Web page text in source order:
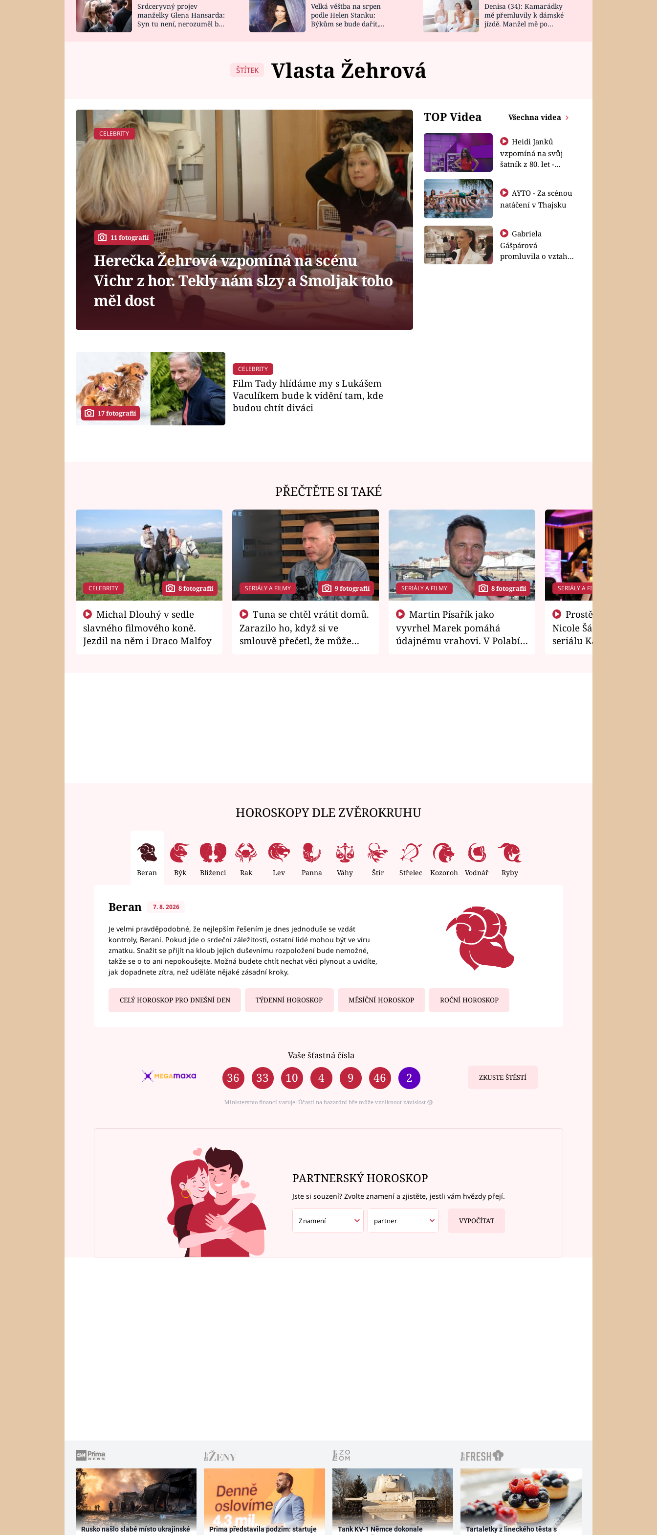
HOROSKOP NA
CELEBRITY
VAŘENÍ
NOVINKY
VIDEORECEPTY
DESIGN
Srdceryvný projev
manželky Glena Hansarda:
Syn tu není, nerozuměl by
Velká věštba na srpen
podle Helen Stanku:
Býkům se bude dařit,
Denisa (34): Kamarádky
mě přemluvily k dámské
jízdě. Manžel mě po
ŠTÍTEK Vlasta Žehrová
TOP Videa Všechna videa
Heidi Janků
vzpomíná na svůj
šatník z 80. let -
natáčení v Thajsku
Gabriela
Gášpárová
promluvila o vztahu
CELEBRITY
11 fotografií
Herečka Žehrová vzpomíná na scénu
Vichr z hor. Tekly nám slzy a Smoljak toho
měl dost
17 fotografií
CELEBRITY
Film Tady hlídáme my s Lukášem
Vaculíkem bude k vidění tam, kde
budou chtít diváci
PŘEČTĚTE SI TAKÉ
CELEBRITY 8 fotografií
slavného filmového koně.
Jezdil na něm i Draco Malfoy
SERIÁLY A FILMY 9 fotografií
Zarazilo ho, když si ve
smlouvě přečetl, že může
SERIÁLY A FILMY 8 fotografií
vyvrhel Marek pomáhá
údajnému vrahovi. V Polabí
SERIÁLY A FILMY
Nicole Šáchová získala
seriálu Kamarádi
HOROSKOPY DLE ZVĚROKRUHU
Beran Býk Blíženci Rak Lev Panna Váhy Štír Střelec Kozoroh Vodnář Ryby
Beran 7. 8. 2026
Je velmi pravděpodobné, že nejlepším řešením je dnes jednoduše se vzdát
kontroly, Berani. Pokud jde o srdeční záležitosti, ostatní lidé mohou být ve víru
zmatku. Snažit se přijít na kloub jejich duševnímu rozpoložení bude nemožné,
takže se o to ani nepokoušejte. Možná budete chtít nechat věci plynout a uvidíte,
jak dopadnete zítra, než uděláte nějaké zásadní kroky.
CELÝ HOROSKOP PRO DNEŠNÍ DEN TÝDENNÍ HOROSKOP MĚSÍČNÍ HOROSKOP ROČNÍ HOROSKOP
Vaše šťastná čísla
36 33 10 4 9 46 2 ZKUSTE ŠTĚSTÍ
Ministerstvo financí varuje: Účastí na hazardní hře může vzniknout závislost ⑱
PARTNERSKÝ HOROSKOP
Jste si souzení? Zvolte znamení a zjistěte, jestli vám hvězdy přejí.
VYPOČÍTAT
Rusko našlo slabé místo ukrajinské Prima představila podzim: startuje Tank KV-1 Němce dokonale Tartaletky z lineckého těsta s